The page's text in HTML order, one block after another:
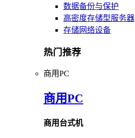
数据备份与保护
高密度存储型服务器
存储网络设备
热门推荐
商用PC
商用PC
商用台式机